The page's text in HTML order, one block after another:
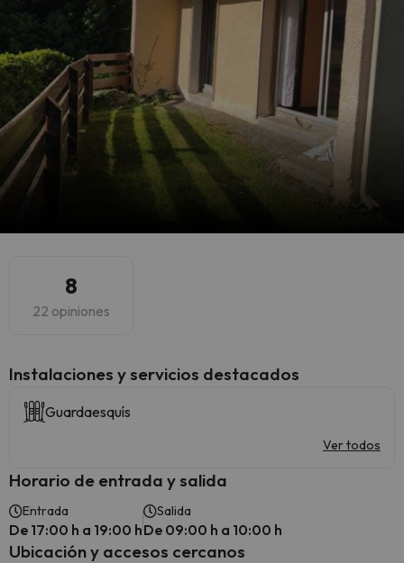
8
22 opiniones
Instalaciones y servicios destacados
Guardaesquís
Ver todos
Horario de entrada y salida
Entrada
De 17:00 h a 19:00 h
Salida
De 09:00 h a 10:00 h
Ubicación y accesos cercanos